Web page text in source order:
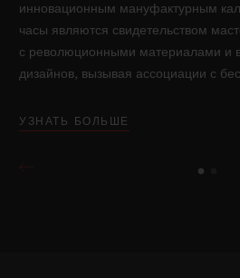
инновационным мануфактурным
часы являются свидетельством
с революционными материалами и
дизайнов, вызывая ассоциации с
УЗНАТЬ БОЛЬШЕ